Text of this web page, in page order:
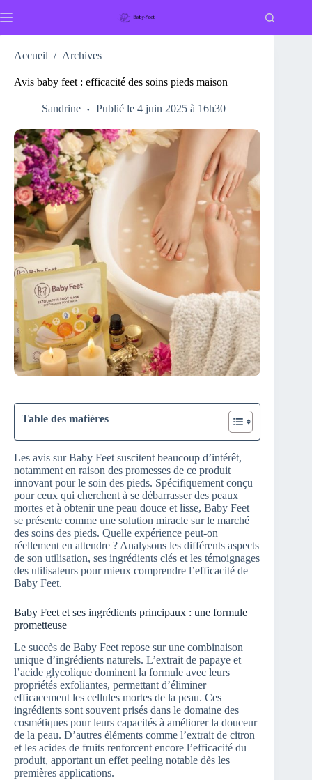
au
Accueil / Archives
Avis baby feet : efficacité des soins pieds maison
Sandrine Publié le 4 juin 2025 à 16h30
Table des matières
Les avis sur Baby Feet suscitent beaucoup d’intérêt,
notamment en raison des promesses de ce produit
innovant pour le soin des pieds. Spécifiquement conçu
pour ceux qui cherchent à se débarrasser des peaux
mortes et à obtenir une peau douce et lisse, Baby Feet
se présente comme une solution miracle sur le marché
des soins des pieds. Quelle expérience peut-on
réellement en attendre ? Analysons les différents aspects
de son utilisation, ses ingrédients clés et les témoignages
des utilisateurs pour mieux comprendre l’efficacité de
Baby Feet.
Baby Feet et ses ingrédients principaux : une formule
prometteuse
Le succès de Baby Feet repose sur une combinaison
unique d’ingrédients naturels. L’extrait de papaye et
l’acide glycolique dominent la formule avec leurs
propriétés exfoliantes, permettant d’éliminer
efficacement les cellules mortes de la peau. Ces
ingrédients sont souvent prisés dans le domaine des
cosmétiques pour leurs capacités à améliorer la douceur
de la peau. D’autres éléments comme l’extrait de citron
et les acides de fruits renforcent encore l’efficacité du
produit, apportant un effet peeling notable dès les
premières applications.